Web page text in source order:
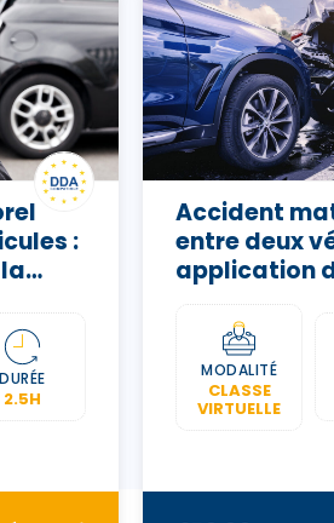
:
–
DURÉE
2.5H
Accident
entre deux
application
convention
FFALB2
MODALITÉ
CLASSE
VIRTUELLE